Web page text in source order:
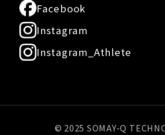
Facebook
Instagram
Instagram_Athlete
© 2025 SOMAY-Q